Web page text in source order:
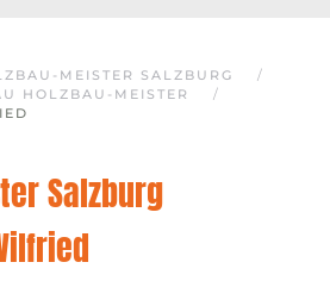
MEISTER SALZBURG
HOLZBAU-MEISTER
Salzburg